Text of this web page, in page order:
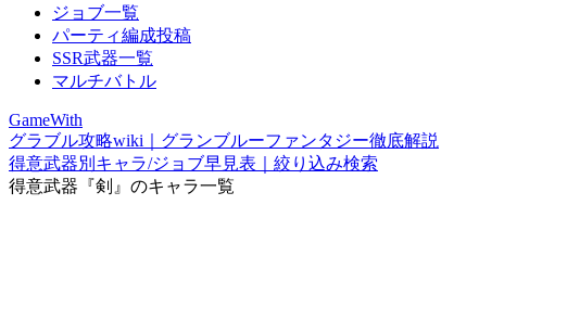
ジョブ一覧
パーティ編成投稿
SSR武器一覧
マルチバトル
GameWith
グラブル攻略wiki｜グランブルーファンタジー徹底解説
得意武器別キャラ/ジョブ早見表｜絞り込み検索
得意武器『剣』のキャラ一覧